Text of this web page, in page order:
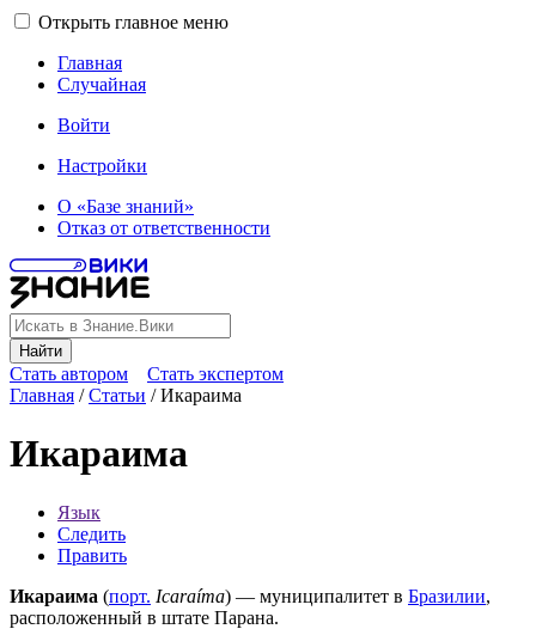
Открыть главное меню
Главная
Случайная
Войти
Настройки
О «Базе знаний»
Отказ от ответственности
Найти
Стать автором
Стать экспертом
Главная /Статьи /Икараима
Икараима
Язык
Следить
Править
Икараима (порт. Icaraíma) — муниципалитет в Бразилии,
расположенный в штате Парана.